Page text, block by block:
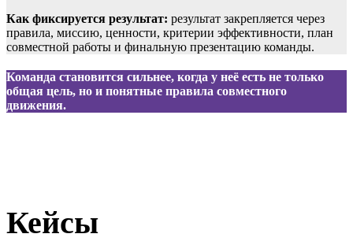
Как фиксируется результат: результат закрепляется через
правила, миссию, ценности, критерии эффективности, план
совместной работы и финальную презентацию команды.
Команда становится сильнее, когда у неё есть не только
общая цель, но и понятные правила совместного
движения.
Кейсы